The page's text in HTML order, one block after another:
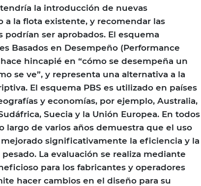
la introducción de nuevas
la flota existente, y recomendar las
podrían ser aprobados. El esquema
Basados en Desempeño (Performance
hincapié en “cómo se desempeña un
se ve”, y representa una alternativa a la
El esquema PBS es utilizado en países
y economías, por ejemplo, Australia,
Suecia y la Unión Europea. En todos
largo de varios años demuestra que el uso
mejorado significativamente la eficiencia y la
La evaluación se realiza mediante
para los fabricantes y operadores
hacer cambios en el diseño para su